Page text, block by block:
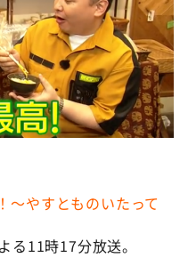
～やすとものいたって
る11時17分放送。